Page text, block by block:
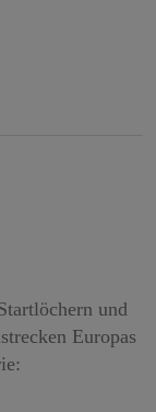
und
Europas